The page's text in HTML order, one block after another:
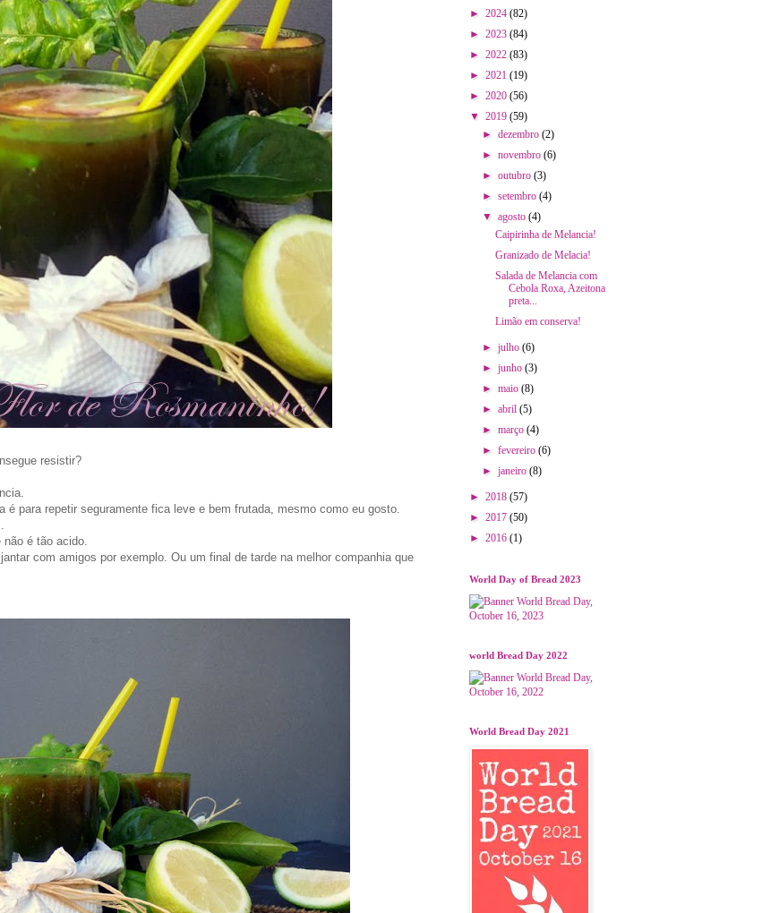
resistir?
para repetir seguramente fica leve e bem frutada, mesmo como eu gosto.
é tão acido.
com amigos por exemplo. Ou um final de tarde na melhor companhia que
► 2024 (82)
► 2023 (84)
► 2022 (83)
► 2021 (19)
► 2020 (56)
▼ 2019 (59)
► dezembro (2)
► novembro (6)
► outubro (3)
► setembro (4)
▼ agosto (4)
Caipirinha de Melancia!
Granizado de Melacia!
Salada de Melancia com
Cebola Roxa, Azeitona
preta...
Limão em conserva!
► julho (6)
► junho (3)
► maio (8)
► abril (5)
► março (4)
► fevereiro (6)
► janeiro (8)
► 2018 (57)
► 2017 (50)
► 2016 (1)
World Day of Bread 2023
world Bread Day 2022
World Bread Day 2021